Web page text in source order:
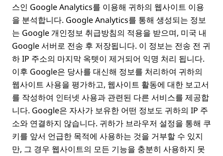
스인 Google Analytics를 이용해 귀하의 웹사이트 이용
을 분석합니다. Google Analytics를 통해 생성되는 정보
는 Google 개인정보 취급방침의 적용을 받으며, 미국 내
Google 서버로 전송 후 저장됩니다. 이 정보는 전송 전 귀
하 IP 주소의 마지막 옥텟이 제거되어 익명 처리 됩니다.
이후 Google은 당사를 대신해 정보를 처리하여 귀하의
웹사이트 사용을 평가하고, 웹사이트 활동에 대한 보고서
를 작성하여 인터넷 사용과 관련된 다른 서비스를 제공합
니다. Google은 자사가 보유한 어떤 정보도 귀하의 IP 주
소와 연결하지 않습니다. 귀하가 브라우저 설정을 통해 쿠
키를 앞서 언급한 목적에 사용하는 것을 거부할 수 있지
만, 그 경우 웹사이트의 모든 기능을 충분히 사용하지 못